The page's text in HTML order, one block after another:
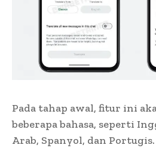
Pada tahap awal, fitur ini
beberapa bahasa, seperti
Arab, Spanyol, dan